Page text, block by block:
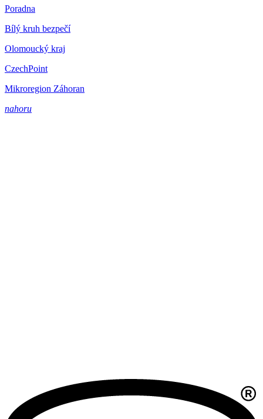
Poradna
Bílý kruh bezpečí
Olomoucký kraj
CzechPoint
Mikroregion Záhoran
nahoru